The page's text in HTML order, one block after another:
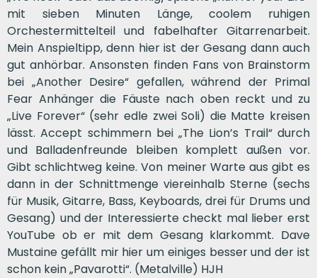
mit sieben Minuten Länge, coolem ruhigen
Orchestermittelteil und fabelhafter Gitarrenarbeit.
Mein Anspieltipp, denn hier ist der Gesang dann auch
gut anhörbar. Ansonsten finden Fans von Brainstorm
bei „Another Desire“ gefallen, während der Primal
Fear Anhänger die Fäuste nach oben reckt und zu
„Live Forever“ (sehr edle zwei Soli) die Matte kreisen
lässt. Accept schimmern bei „The Lion’s Trail“ durch
und Balladenfreunde bleiben komplett außen vor.
Gibt schlichtweg keine. Von meiner Warte aus gibt es
dann in der Schnittmenge viereinhalb Sterne (sechs
für Musik, Gitarre, Bass, Keyboards, drei für Drums und
Gesang) und der Interessierte checkt mal lieber erst
YouTube ob er mit dem Gesang klarkommt. Dave
Mustaine gefällt mir hier um einiges besser und der ist
schon kein „Pavarotti“. (Metalville) HJH